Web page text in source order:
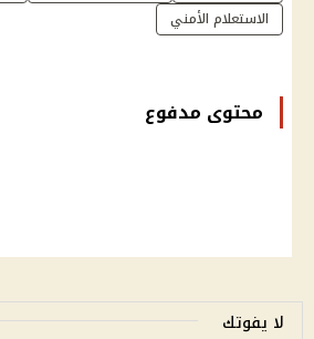
الاستعلام الأمني
محتوى مدفوع
لا يفوتك